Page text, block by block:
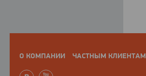
О КОМПАНИИ ЧАСТНЫМ КЛИЕНТАМ